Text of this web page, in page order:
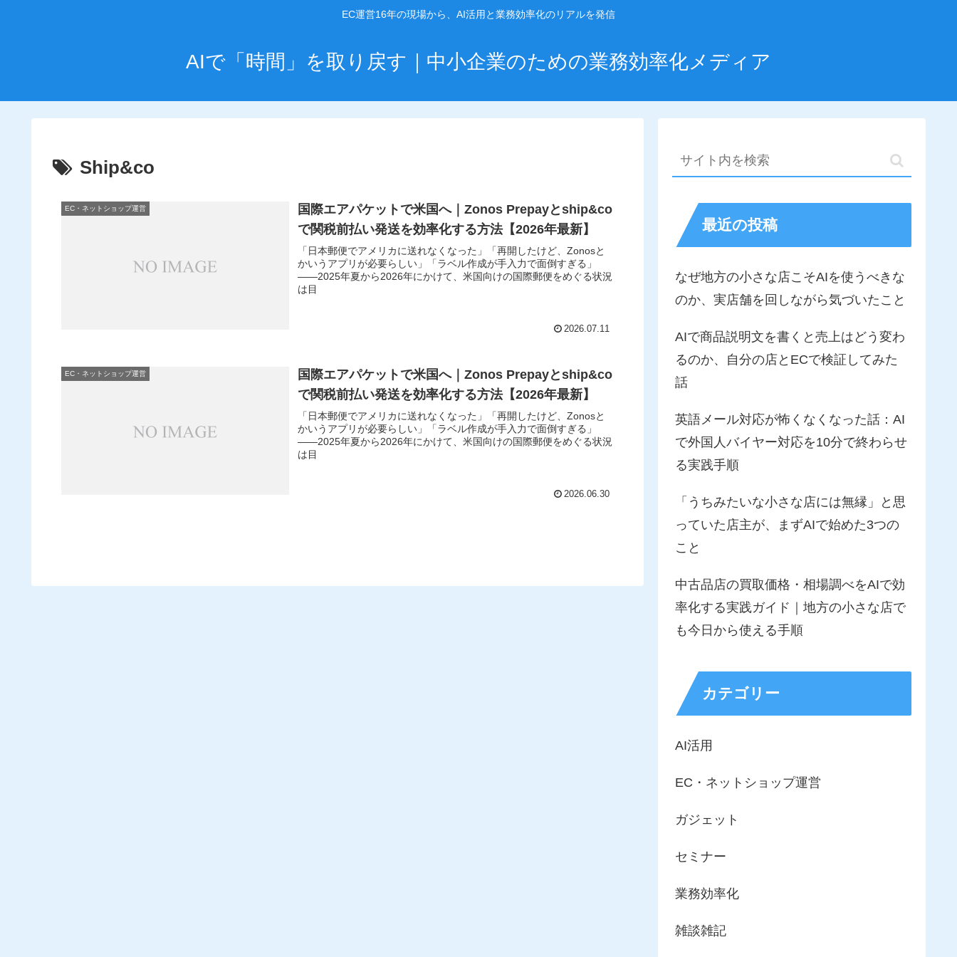
EC運営16年の現場から、AI活用と業務効率化のリアルを発信
AIで「時間」を取り戻す｜中小企業のための業務効率化メディア
Ship&co
EC・ネットショップ運営
国際エアパケットで米国へ｜Zonos Prepayとship&co
で関税前払い発送を効率化する方法【2026年最新】
「日本郵便でアメリカに送れなくなった」「再開したけど、Zonosと
かいうアプリが必要らしい」「ラベル作成が手入力で面倒すぎる」
——2025年夏から2026年にかけて、米国向けの国際郵便をめぐる状況
は目
2026.07.11
EC・ネットショップ運営
国際エアパケットで米国へ｜Zonos Prepayとship&co
で関税前払い発送を効率化する方法【2026年最新】
「日本郵便でアメリカに送れなくなった」「再開したけど、Zonosと
かいうアプリが必要らしい」「ラベル作成が手入力で面倒すぎる」
——2025年夏から2026年にかけて、米国向けの国際郵便をめぐる状況
は目
2026.06.30
最近の投稿
なぜ地方の小さな店こそAIを使うべきな
のか、実店舗を回しながら気づいたこと
AIで商品説明文を書くと売上はどう変わ
るのか、自分の店とECで検証してみた
話
英語メール対応が怖くなくなった話：AI
で外国人バイヤー対応を10分で終わらせ
る実践手順
「うちみたいな小さな店には無縁」と思
っていた店主が、まずAIで始めた3つの
こと
中古品店の買取価格・相場調べをAIで効
率化する実践ガイド｜地方の小さな店で
も今日から使える手順
カテゴリー
AI活用
EC・ネットショップ運営
ガジェット
セミナー
業務効率化
雑談雑記